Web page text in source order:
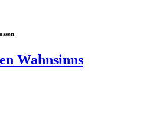
Wahnsinns